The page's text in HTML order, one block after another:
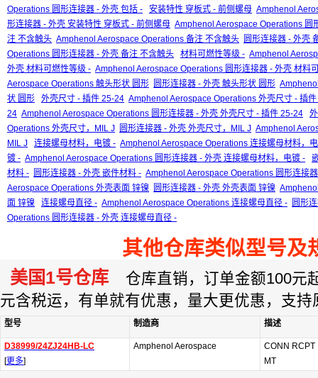
Operations 圆形连接器 - 外壳 包括 -
安装特性 穿板式 - 前侧螺母 Amphenol
形连接器 - 外壳 安装特性 穿板式 - 前侧螺母 Amphenol Aerospace Operations 圆
注 不含触头 Amphenol Aerospace Operations 备注 不含触头 圆形连接器 - 外壳
Operations 圆形连接器 - 外壳 备注 不含触头
材料可燃性等级 - Amphenol
外壳 材料可燃性等级 - Amphenol Aerospace Operations 圆形连接器 - 外壳 材料
Aerospace Operations 触头形状 圆形 圆形连接器 - 外壳 触头形状 圆形
状 圆形
外壳尺寸 - 插件 25-24 Amphenol Aerospace Operations 外壳尺寸 - 插
24 Amphenol Aerospace Operations 圆形连接器 - 外壳 外壳尺寸 - 插件 25-24
Operations 外壳尺寸，MIL J 圆形连接器 - 外壳 外壳尺寸，MIL J Amphenol
MIL J
连接螺母材料，电镀 - Amphenol Aerospace Operations 连接螺母材料，
镀 - Amphenol Aerospace Operations 圆形连接器 - 外壳 连接螺母材料，电镀 -
材料 - 圆形连接器 - 外壳 嵌件材料 - Amphenol Aerospace Operations 圆形连接
Aerospace Operations 外壳表面 锌镍 圆形连接器 - 外壳 外壳表面 锌镍
面 锌镍
连接螺母直径 - Amphenol Aerospace Operations 连接螺母直径 - 圆形
Operations 圆形连接器 - 外壳 连接螺母直径 -
其他仓库类似型号及
美国1号仓库 仓库直销，订单金额100元
元含税运，有单就有优惠，量大更优惠，支持
型号 制造商 描述
D38999/24ZJ24HB-LC
[更多]
Amphenol Aerospace
CONN RCPT
MT